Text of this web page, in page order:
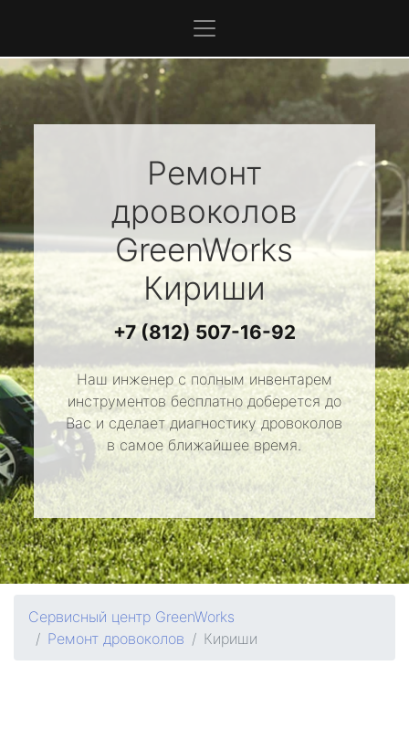
Ремонт
дровоколов
GreenWorks
Кириши
+7 (812) 507-16-92
Наш инженер с полным инвентарем
инструментов бесплатно доберется до
Вас и сделает диагностику дровоколов
в самое ближайшее время.
Сервисный центр GreenWorks
Ремонт дровоколов
Кириши